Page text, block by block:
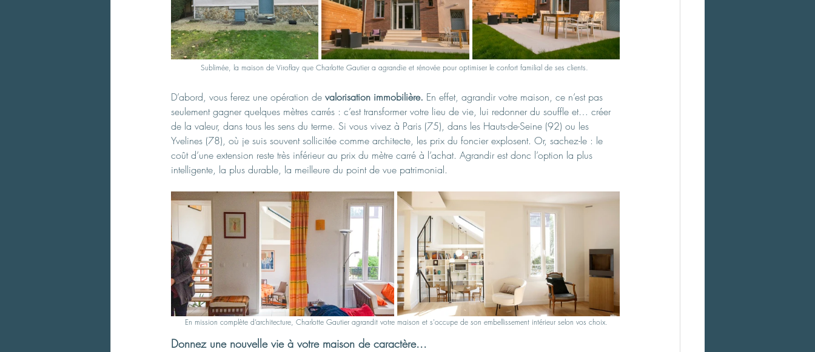
Sublimée, la maison de Viroflay que Charlotte Gautier a agrandie et rénovée pour optimiser le confort familial de ses clients.
D’abord, vous ferez une opération de valorisation immobilière. En effet, agrandir votre maison, ce n’est pas
seulement gagner quelques mètres carrés : c’est transformer votre lieu de vie, lui redonner du souffle et… créer
de la valeur, dans tous les sens du terme. Si vous vivez à Paris (75), dans les Hauts-de-Seine (92) ou les
Yvelines (78), où je suis souvent sollicitée comme architecte, les prix du foncier explosent. Or, sachez-le : le
coût d’une extension reste très inférieur au prix du mètre carré à l’achat. Agrandir est donc l’option la plus
intelligente, la plus durable, la meilleure du point de vue patrimonial.
En mission complète d’architecture, Charlotte Gautier agrandit votre maison et s'occupe de son embellissement intérieur selon vos choix.
Donnez une nouvelle vie à votre maison de caractère...